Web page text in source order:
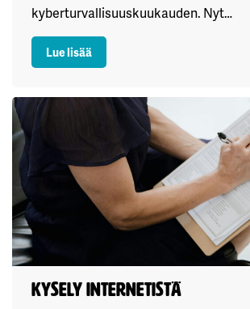
kyberturvallisuuskuukauden. Nyt…
Lue lisää: Kyberturvallisuuskuukausi
Kysely internetistä